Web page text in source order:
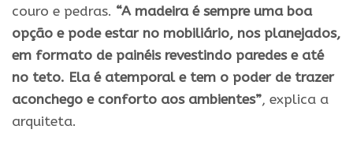
couro e pedras. “A madeira é sempre uma boa
opção e pode estar no mobiliário, nos planejados,
em formato de painéis revestindo paredes e até
no teto. Ela é atemporal e tem o poder de trazer
aconchego e conforto aos ambientes”, explica a
arquiteta.